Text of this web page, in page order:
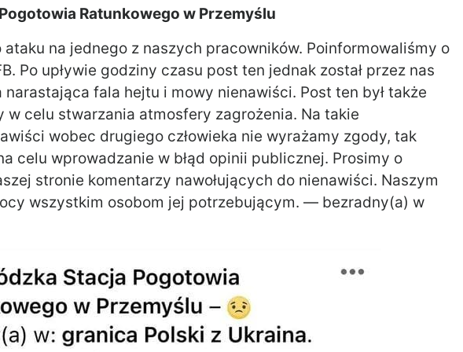
Ratunkowego w Przemyślu
ataku na jednego z naszych pracowników. Poinformowaliśmy o
Po upływie godziny czasu post ten jednak został przez nas
narastająca fala hejtu i mowy nienawiści. Post ten był także
celu stwarzania atmosfery zagrożenia. Na takie
wobec drugiego człowieka nie wyrażamy zgody, tak
celu wprowadzanie w błąd opinii publicznej. Prosimy o
stronie komentarzy nawołujących do nienawiści. Naszym
wszystkim osobom jej potrzebującym. — bezradny(a) w